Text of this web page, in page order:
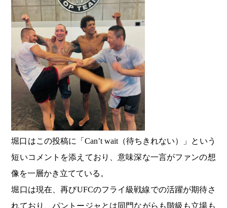
堀口はこの投稿に「Can’t wait（待ちきれない）」という
短いコメントを添えており、意味深な一言がファンの想
像を一層かき立てている。
堀口は現在、再びUFCのフライ級戦線での活躍が期待さ
れており、パントージャとは同門ながらも階級も立場も